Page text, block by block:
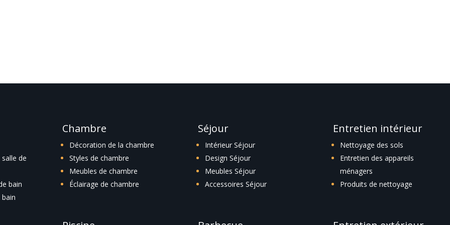
de
bain
Chambre
Décoration de la chambre
Styles de chambre
Meubles de chambre
Éclairage de chambre
Séjour
Intérieur Séjour
Design Séjour
Meubles Séjour
Accessoires Séjour
Entretien intérieur
Nettoyage des sols
Entretien des appareils
ménagers
Produits de nettoyage